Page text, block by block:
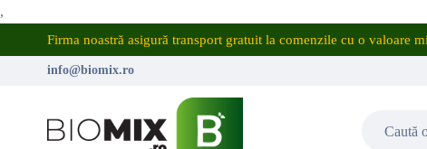
,
Firma noastră asigură transport gratuit la comenzile cu o valoare
info@biomix.ro